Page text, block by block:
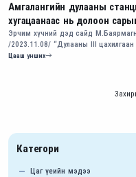
Амгалангийн дулааны
хугацаанаас нь долоон
Эрчим хүчний дэд сайд
/2023.11.08/ “Дулааны III цахилгаан
ТӨХК-ийн өргөтгөлийн барилга
Цааш унших
Категори
Цаг үеийн мэдээ